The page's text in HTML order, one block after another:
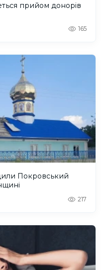
прийом донорів
165
Покровський
217